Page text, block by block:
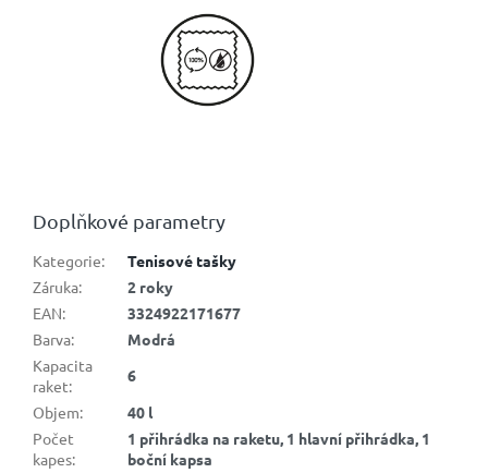
Doplňkové parametry
Kategorie:
Tenisové tašky
Záruka:
2 roky
EAN:
3324922171677
Barva:
Modrá
Kapacita
raket:
6
Objem:
40 l
Počet
kapes:
1 přihrádka na raketu, 1 hlavní přihrádka, 1
boční kapsa